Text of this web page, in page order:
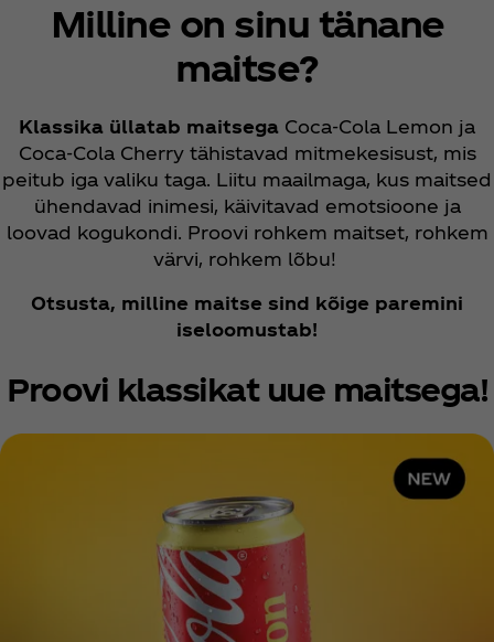
Milline on sinu tänane
maitse?
Klassika üllatab maitsega Coca‑Cola Lemon ja
Coca‑Cola Cherry tähistavad mitmekesisust, mis
peitub iga valiku taga. Liitu maailmaga, kus maitsed
ühendavad inimesi, käivitavad emotsioone ja
loovad kogukondi. Proovi rohkem maitset, rohkem
värvi, rohkem lõbu!
Otsusta, milline maitse sind kõige paremini
iseloomustab!
Proovi klassikat uue maitsega!